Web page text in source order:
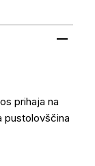
prihaja na
pustolovščina